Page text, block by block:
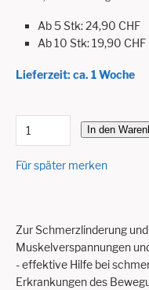
Ab 5 Stk: 24,90 CHF
Ab 10 Stk: 19,90 CHF
Lieferzeit: ca. 1 Woche
In den
Für später merken
Zur Schmerzlinderung
Muskelverspannungen
- effektive Hilfe bei
Erkrankungen des